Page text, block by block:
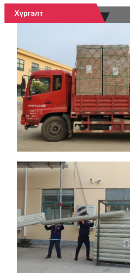
Хүргэлт